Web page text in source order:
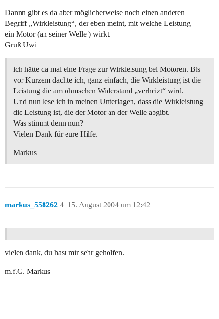
Dannn gibt es da aber möglicherweise noch einen anderen
Begriff „Wirkleistung“, der eben meint, mit welche Leistung
ein Motor (an seiner Welle ) wirkt.
Gruß Uwi
ich hätte da mal eine Frage zur Wirkleisung bei Motoren. Bis
vor Kurzem dachte ich, ganz einfach, die Wirkleistung ist die
Leistung die am ohmschen Widerstand „verheizt“ wird.
Und nun lese ich in meinen Unterlagen, dass die Wirkleistung
die Leistung ist, die der Motor an der Welle abgibt.
Was stimmt denn nun?
Vielen Dank für eure Hilfe.
Markus
markus_558262 15. August 2004 um 12:42
4
vielen dank, du hast mir sehr geholfen.
m.f.G. Markus